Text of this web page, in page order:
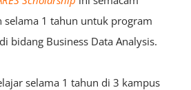
selama 1 tahun untuk program
di bidang Business Data Analysis.
selama 1 tahun di 3 kampus